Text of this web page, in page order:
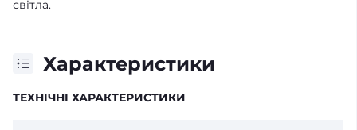
світла.
Характеристики
ТЕХНІЧНІ ХАРАКТЕРИСТИКИ